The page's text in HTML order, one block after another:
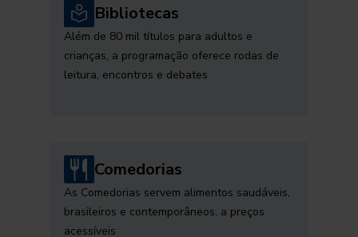
Bibliotecas
Além de 80 mil títulos para adultos e
crianças, a programação oferece rodas de
leitura, encontros e debates
Comedorias
As Comedorias servem alimentos saudáveis,
brasileiros e contemporâneos, a preços
acessíveis